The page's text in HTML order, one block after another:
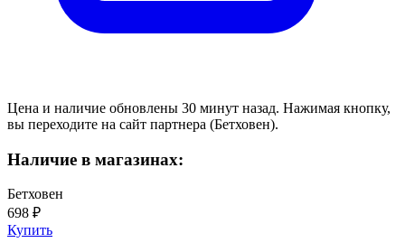
Цена и наличие обновлены 30 минут назад. Нажимая кнопку,
вы переходите на сайт партнера (Бетховен).
Наличие в магазинах:
Бетховен
698 ₽
Купить